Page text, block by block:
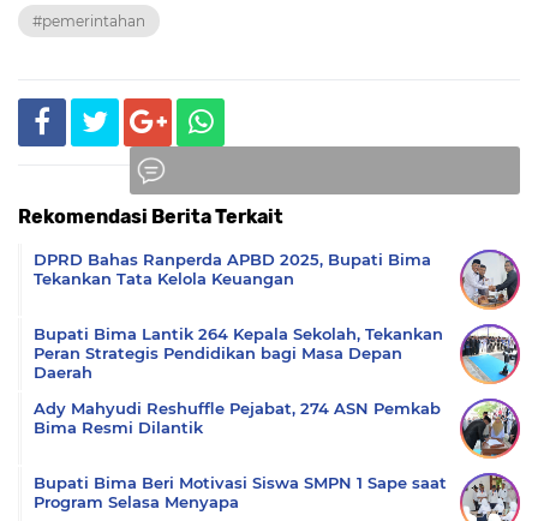
#pemerintahan
Rekomendasi Berita Terkait
DPRD Bahas Ranperda APBD 2025, Bupati Bima
Tekankan Tata Kelola Keuangan
Bupati Bima Lantik 264 Kepala Sekolah, Tekankan
Peran Strategis Pendidikan bagi Masa Depan
Daerah
Ady Mahyudi Reshuffle Pejabat, 274 ASN Pemkab
Bima Resmi Dilantik
Bupati Bima Beri Motivasi Siswa SMPN 1 Sape saat
Program Selasa Menyapa